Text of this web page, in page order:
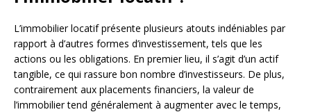
L’immobilier locatif présente plusieurs atouts indéniables par
rapport à d’autres formes d’investissement, tels que les
actions ou les obligations. En premier lieu, il s’agit d’un actif
tangible, ce qui rassure bon nombre d’investisseurs. De plus,
contrairement aux placements financiers, la valeur de
l’immobilier tend généralement à augmenter avec le temps,